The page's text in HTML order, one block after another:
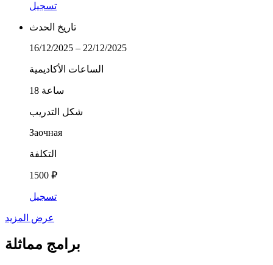
تسجيل
تاريخ الحدث
16/12/2025 – 22/12/2025
الساعات الأكاديمية
18 ساعة
شكل التدريب
Заочная
التكلفة
1500 ₽
تسجيل
عرض المزيد
برامج مماثلة